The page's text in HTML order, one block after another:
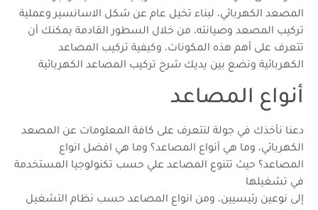
المصعد الكهربائي، لبناء تخيل عام عن شكل الاسانسير وعملية
تركيب المصعد وصيانته، من خلال السطور القادمة يمكنك أن
تتعرف على أهم هذه المكونات، وكيفية تركيب المصاعد
الكهربائية ونضع بين يديك شرح تركيب المصاعد الكهربائية
أنواع المصاعد
دعنا نأخذك في جولة لتتعرف على كافة المعلومات عن المصعد
الكهربائي، وما هي أنواع المصاعد؟ وما هي افضل انواع
المصاعد؟ حيث تتنوع المصاعد علي حسب تكنولوجيا المستخدمة
في تشغيلها
إلى نوعين رئيسيين، ومن انواع المصاعد حسب نظام التشغيل